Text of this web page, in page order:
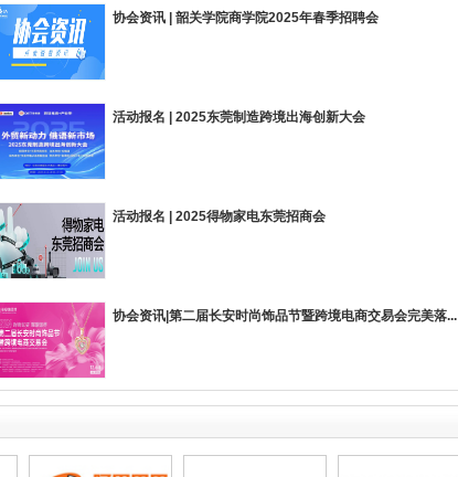
东莞市冠濠电子有限公司
协会资讯 | 韶关学院商学院2025年春季招聘会
活动报名 | 2025东莞制造跨境出海创新大会
活动报名 | 2025得物家电东莞招商会
协会资讯|第二届长安时尚饰品节暨跨境电商交易会完美落...